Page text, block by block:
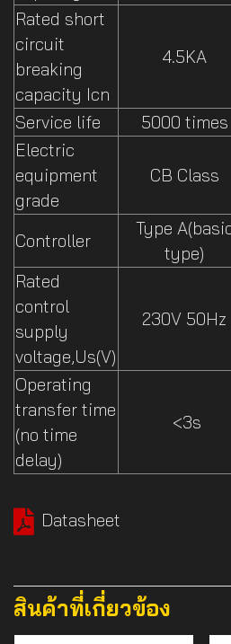
Rated short
circuit
breaking
capacity Icn
4.5KA
Service life
5000 times
Electric
equipment
grade
CB Class
Controller
Type
type)
Rated
control
supply
voltage,Us(V)
230V 50Hz
Operating
transfer time
(no time
delay)
<3s
Datasheet
สินค้าที่เกี่ยวข้อง